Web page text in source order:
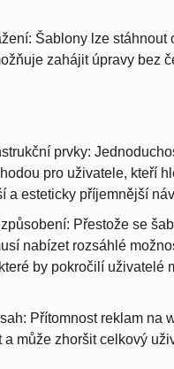
Šablony lze stáhnout
zahájit úpravy bez
prvky:
pro uživatele, kteří
a esteticky příjemnější
Přestože se
nabízet rozsáhlé
by pokročilí uživatelé
Přítomnost reklam na
a může zhoršit celkový